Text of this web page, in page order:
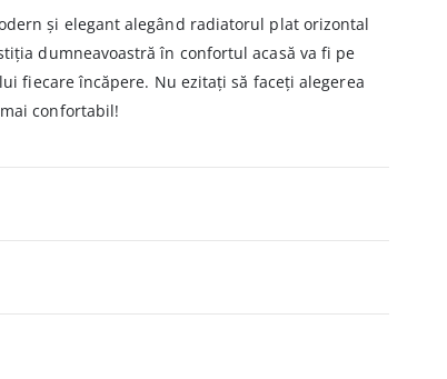
și elegant alegând radiatorul plat orizontal
dumneavoastră în confortul acasă va fi pe
fiecare încăpere. Nu ezitați să faceți alegerea
confortabil!